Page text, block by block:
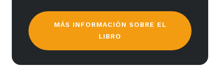
MÁS INFORMACIÓN SOBRE EL
LIBRO